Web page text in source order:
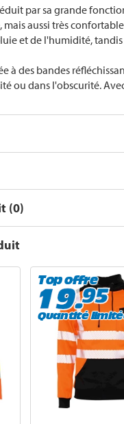
par sa grande
aussi très
et de l'humidité,
à des bandes
ou dans l'obscurité.
(0)
Top offre
Quantité